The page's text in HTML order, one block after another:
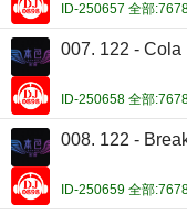
ID-250657 全部
007. 122 -
ID-250658 全部
008. 122 -
ID-250659 全部